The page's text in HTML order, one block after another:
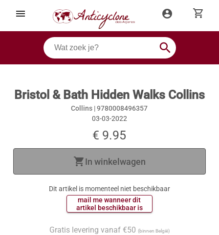
menu account_circle shopping_cart
search
Bristol & Bath Hidden Walks Collins
Collins |9780008496357
03-03-2022
€ 9.95
shopping_cartIn winkelwagen
Dit artikel is momenteel niet beschikbaar
mail me wanneer dit
artikel beschikbaar is
Gratis levering vanaf €50 (binnen België)